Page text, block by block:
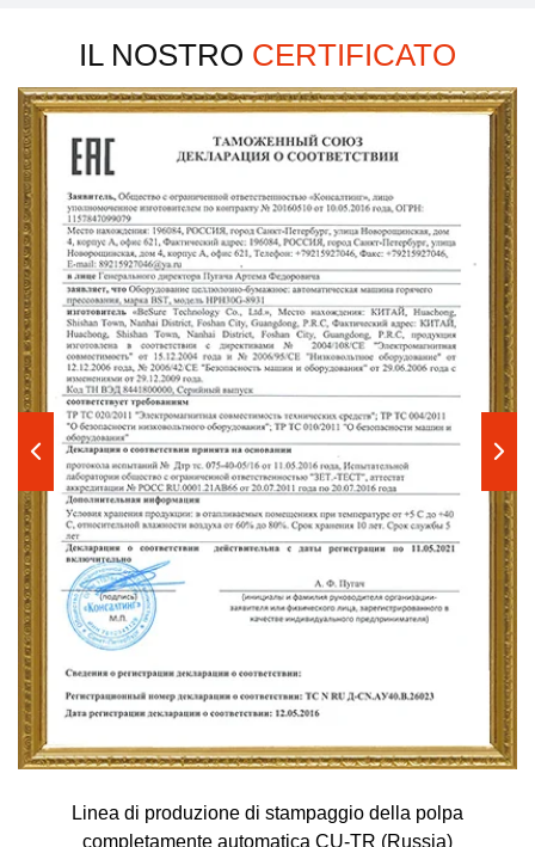
IL NOSTRO CERTIFICATO
Linea di produzione di stampaggio della polpa
completamente automatica CU-TR (Russia)